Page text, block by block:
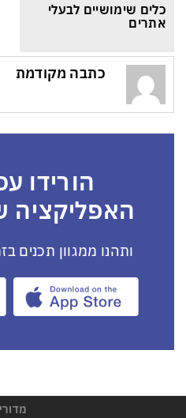
כלים שימושיים לבעלי
אתרים
כתבה מקודמת
הורידו
האפליקציה
ותהנו ממגוון תכנים